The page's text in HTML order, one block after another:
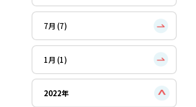
7月 (7)
1月 (1)
2022年